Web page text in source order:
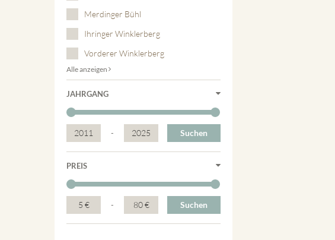
Merdinger Bühl
Ihringer Winklerberg
Vorderer Winklerberg
Alle anzeigen
JAHRGANG
2011 - 2025 Suchen
PREIS
5 € - 80 € Suchen